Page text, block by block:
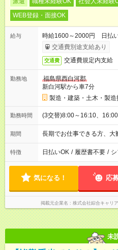
WEB登録・面接OK
給与
時給1600～2000円 日払い
交通費別途支給あり
交通費 交通費規定内支給
勤務地
福島県西白河郡
新白河駅から車7分
製造・建築・土木・製造
勤務時間 (3交替)8:00～16:10、
期間 長期でお仕事できる方、大
特徴 日払いOK / 履歴書不要 /
気になる！ 応
掲載元企業名 株式会社綜合キャリ
未